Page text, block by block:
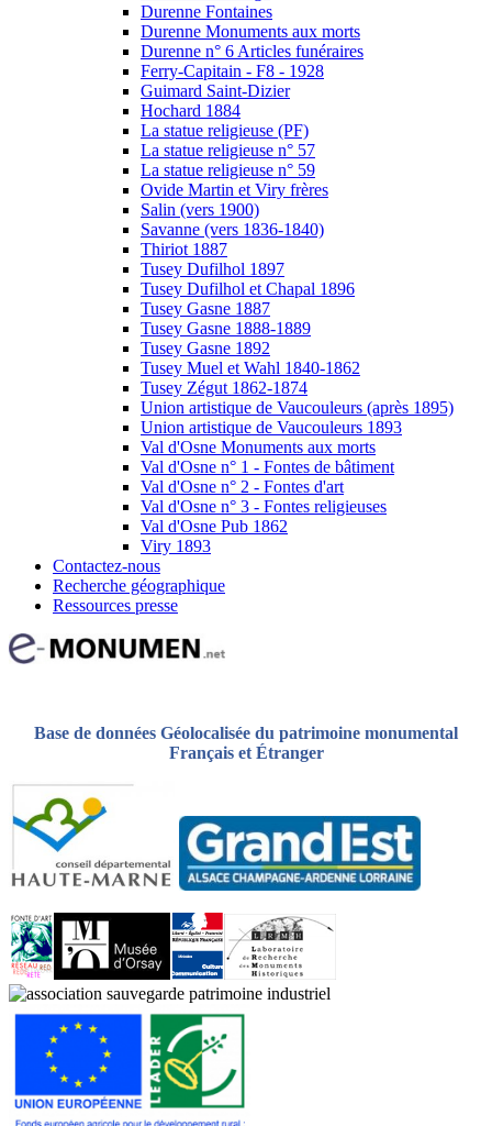
Durenne Fontaines
Durenne Monuments aux morts
Durenne n° 6 Articles funéraires
Ferry-Capitain - F8 - 1928
Guimard Saint-Dizier
Hochard 1884
La statue religieuse (PF)
La statue religieuse n° 57
La statue religieuse n° 59
Ovide Martin et Viry frères
Salin (vers 1900)
Savanne (vers 1836-1840)
Thiriot 1887
Tusey Dufilhol 1897
Tusey Dufilhol et Chapal 1896
Tusey Gasne 1887
Tusey Gasne 1888-1889
Tusey Gasne 1892
Tusey Muel et Wahl 1840-1862
Tusey Zégut 1862-1874
Union artistique de Vaucouleurs (après 1895)
Union artistique de Vaucouleurs 1893
Val d'Osne Monuments aux morts
Val d'Osne n° 1 - Fontes de bâtiment
Val d'Osne n° 2 - Fontes d'art
Val d'Osne n° 3 - Fontes religieuses
Val d'Osne Pub 1862
Viry 1893
Contactez-nous
Recherche géographique
Ressources presse
Base de données Géolocalisée du patrimoine monumental
Français et Étranger